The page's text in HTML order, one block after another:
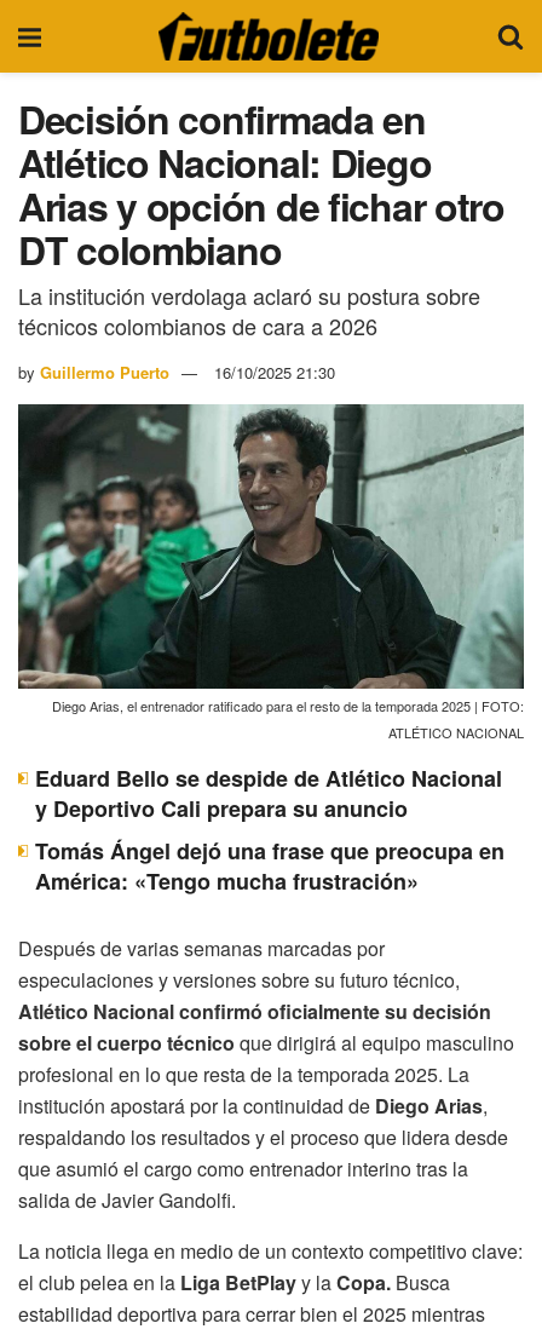
Decisión confirmada en
Atlético Nacional: Diego
Arias y opción de fichar otro
DT colombiano
La institución verdolaga aclaró su postura sobre
técnicos colombianos de cara a 2026
by Guillermo Puerto 16/10/2025 21:30
Diego Arias, el entrenador ratificado para el resto de la temporada 2025 | FOTO:
ATLÉTICO NACIONAL
Eduard Bello se despide de Atlético Nacional
y Deportivo Cali prepara su anuncio
Tomás Ángel dejó una frase que preocupa en
América: «Tengo mucha frustración»
Después de varias semanas marcadas por
especulaciones y versiones sobre su futuro técnico,
Atlético Nacional confirmó oficialmente su decisión
sobre el cuerpo técnico que dirigirá al equipo masculino
profesional en lo que resta de la temporada 2025. La
institución apostará por la continuidad de Diego Arias,
respaldando los resultados y el proceso que lidera desde
que asumió el cargo como entrenador interino tras la
salida de Javier Gandolfi.
La noticia llega en medio de un contexto competitivo clave:
el club pelea en la Liga BetPlayy laCopa. Busca
estabilidad deportiva para cerrar bien el 2025 mientras